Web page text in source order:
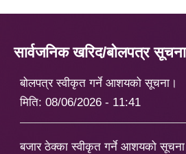
सार्वजनिक खरिद/बोलपत्र सूचना
बोलपत्र स्वीकृत गर्ने आशयको सूचना।
मिति: 08/06/2026 - 11:41
बजार ठेक्का स्वीकृत गर्ने आशयको